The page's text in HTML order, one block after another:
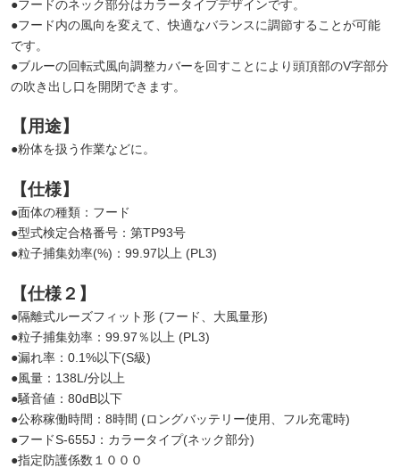
●フードのネック部分はカラータイプデザインです。
●フード内の風向を変えて、快適なバランスに調節することが可能
です。
●ブルーの回転式風向調整カバーを回すことにより頭頂部のV字部分
の吹き出し口を開閉できます。
【用途】
●粉体を扱う作業などに。
【仕様】
●面体の種類：フード
●型式検定合格番号：第TP93号
●粒子捕集効率(%)：99.97以上 (PL3)
【仕様２】
●隔離式ルーズフィット形 (フード、大風量形)
●粒子捕集効率：99.97％以上 (PL3)
●漏れ率：0.1%以下(S級)
●風量：138L/分以上
●騒音値：80dB以下
●公称稼働時間：8時間 (ロングバッテリー使用、フル充電時)
●フードS-655J：カラータイプ(ネック部分)
●指定防護係数１０００